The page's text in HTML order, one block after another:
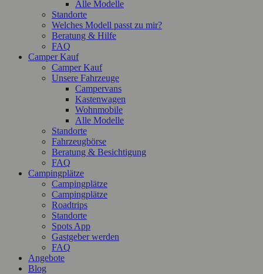
Alle Modelle
Standorte
Welches Modell passt zu mir?
Beratung & Hilfe
FAQ
Camper Kauf
Camper Kauf
Unsere Fahrzeuge
Campervans
Kastenwagen
Wohnmobile
Alle Modelle
Standorte
Fahrzeugbörse
Beratung & Besichtigung
FAQ
Campingplätze
Campingplätze
Campingplätze
Roadtrips
Standorte
Spots App
Gastgeber werden
FAQ
Angebote
Blog